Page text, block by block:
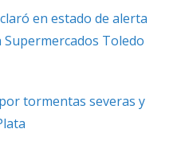
en estado de alerta
Toledo
tormentas severas y